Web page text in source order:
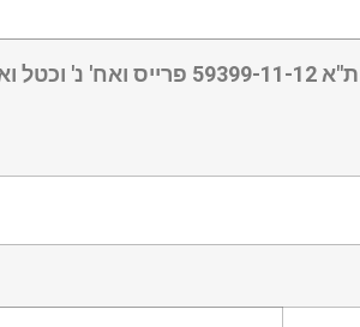
ת"א 59399-11-12 פרייס ואח' נ' וכטל ואח'